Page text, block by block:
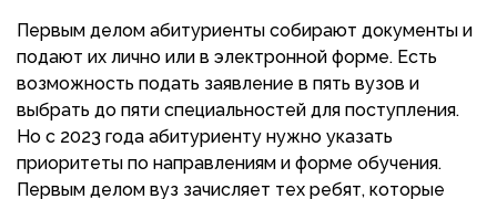
Первым делом абитуриенты собирают документы и
подают их лично или в электронной форме. Есть
возможность подать заявление в пять вузов и
выбрать до пяти специальностей для поступления.
Но с 2023 года абитуриенту нужно указать
приоритеты по направлениям и форме обучения.
Первым делом вуз зачисляет тех ребят, которые